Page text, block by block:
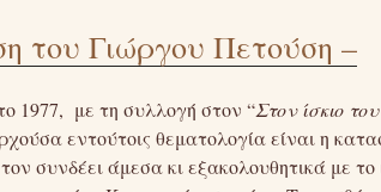
του Γιώργου Πετούση –
1977, με τη συλλογή στον “Στον ίσκιο
εντούτοις θεματολογία είναι η
συνδέει άμεσα κι εξακολουθητικά με το